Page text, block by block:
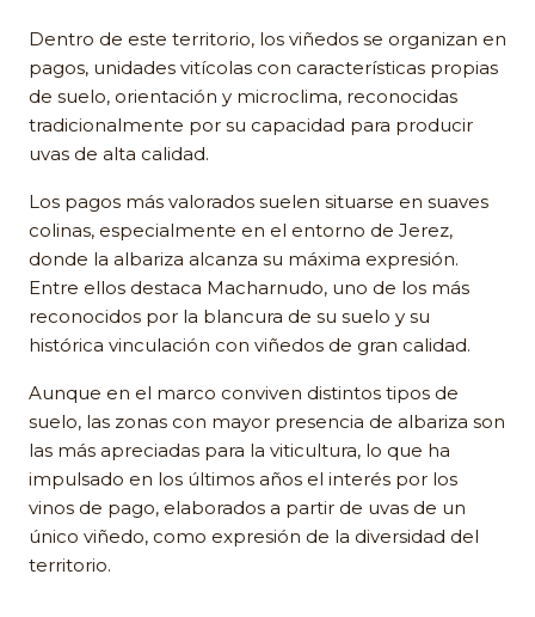
Dentro de este territorio, los viñedos se organizan en
pagos, unidades vitícolas con características propias
de suelo, orientación y microclima, reconocidas
tradicionalmente por su capacidad para producir
uvas de alta calidad.
Los pagos más valorados suelen situarse en suaves
colinas, especialmente en el entorno de Jerez,
donde la albariza alcanza su máxima expresión.
Entre ellos destaca Macharnudo, uno de los más
reconocidos por la blancura de su suelo y su
histórica vinculación con viñedos de gran calidad.
Aunque en el marco conviven distintos tipos de
suelo, las zonas con mayor presencia de albariza son
las más apreciadas para la viticultura, lo que ha
impulsado en los últimos años el interés por los
vinos de pago, elaborados a partir de uvas de un
único viñedo, como expresión de la diversidad del
territorio.